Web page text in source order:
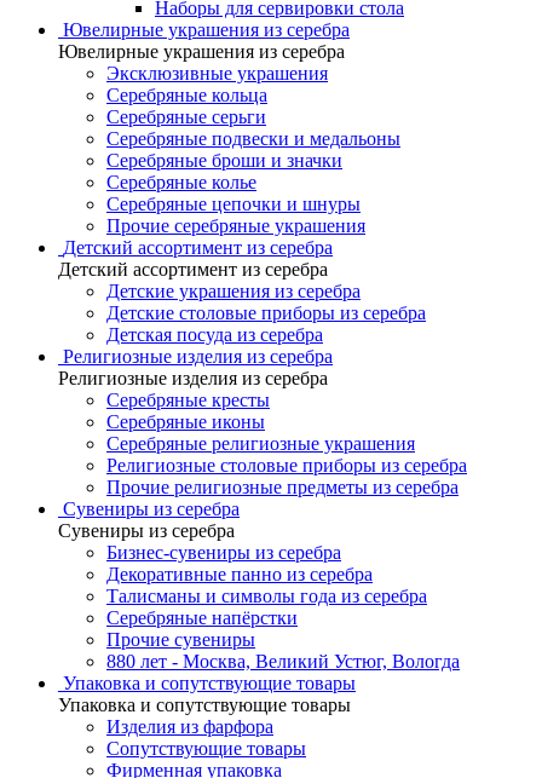
Наборы для сервировки стола
Ювелирные украшения из серебра
Ювелирные украшения из серебра
Эксклюзивные украшения
Серебряные кольца
Серебряные серьги
Серебряные подвески и медальоны
Серебряные броши и значки
Серебряные колье
Серебряные цепочки и шнуры
Прочие серебряные украшения
Детский ассортимент из серебра
Детский ассортимент из серебра
Детские украшения из серебра
Детские столовые приборы из серебра
Детская посуда из серебра
Религиозные изделия из серебра
Религиозные изделия из серебра
Серебряные кресты
Серебряные иконы
Серебряные религиозные украшения
Религиозные столовые приборы из серебра
Прочие религиозные предметы из серебра
Сувениры из серебра
Сувениры из серебра
Бизнес-сувениры из серебра
Декоративные панно из серебра
Талисманы и символы года из серебра
Серебряные напёрстки
Прочие сувениры
880 лет - Москва, Великий Устюг, Вологда
Упаковка и сопутствующие товары
Упаковка и сопутствующие товары
Изделия из фарфора
Сопутствующие товары
Фирменная упаковка